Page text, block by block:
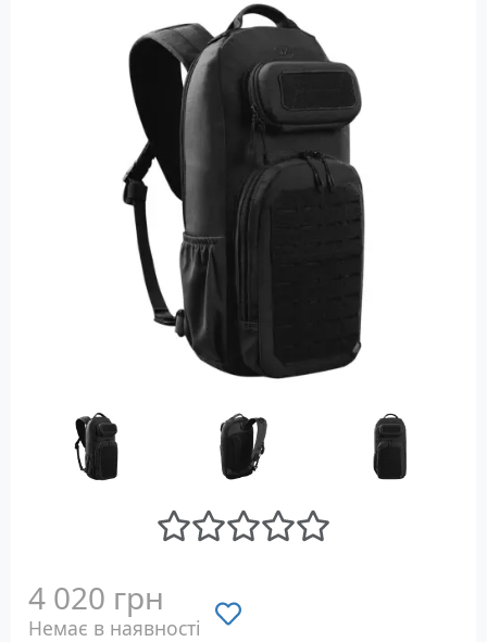
4 020 грн
Немає в наявності